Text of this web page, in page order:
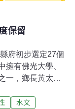
保留
府初步選定27個
擁有佛光大學、
一，鄉長黃太平
水土保持科表
水文